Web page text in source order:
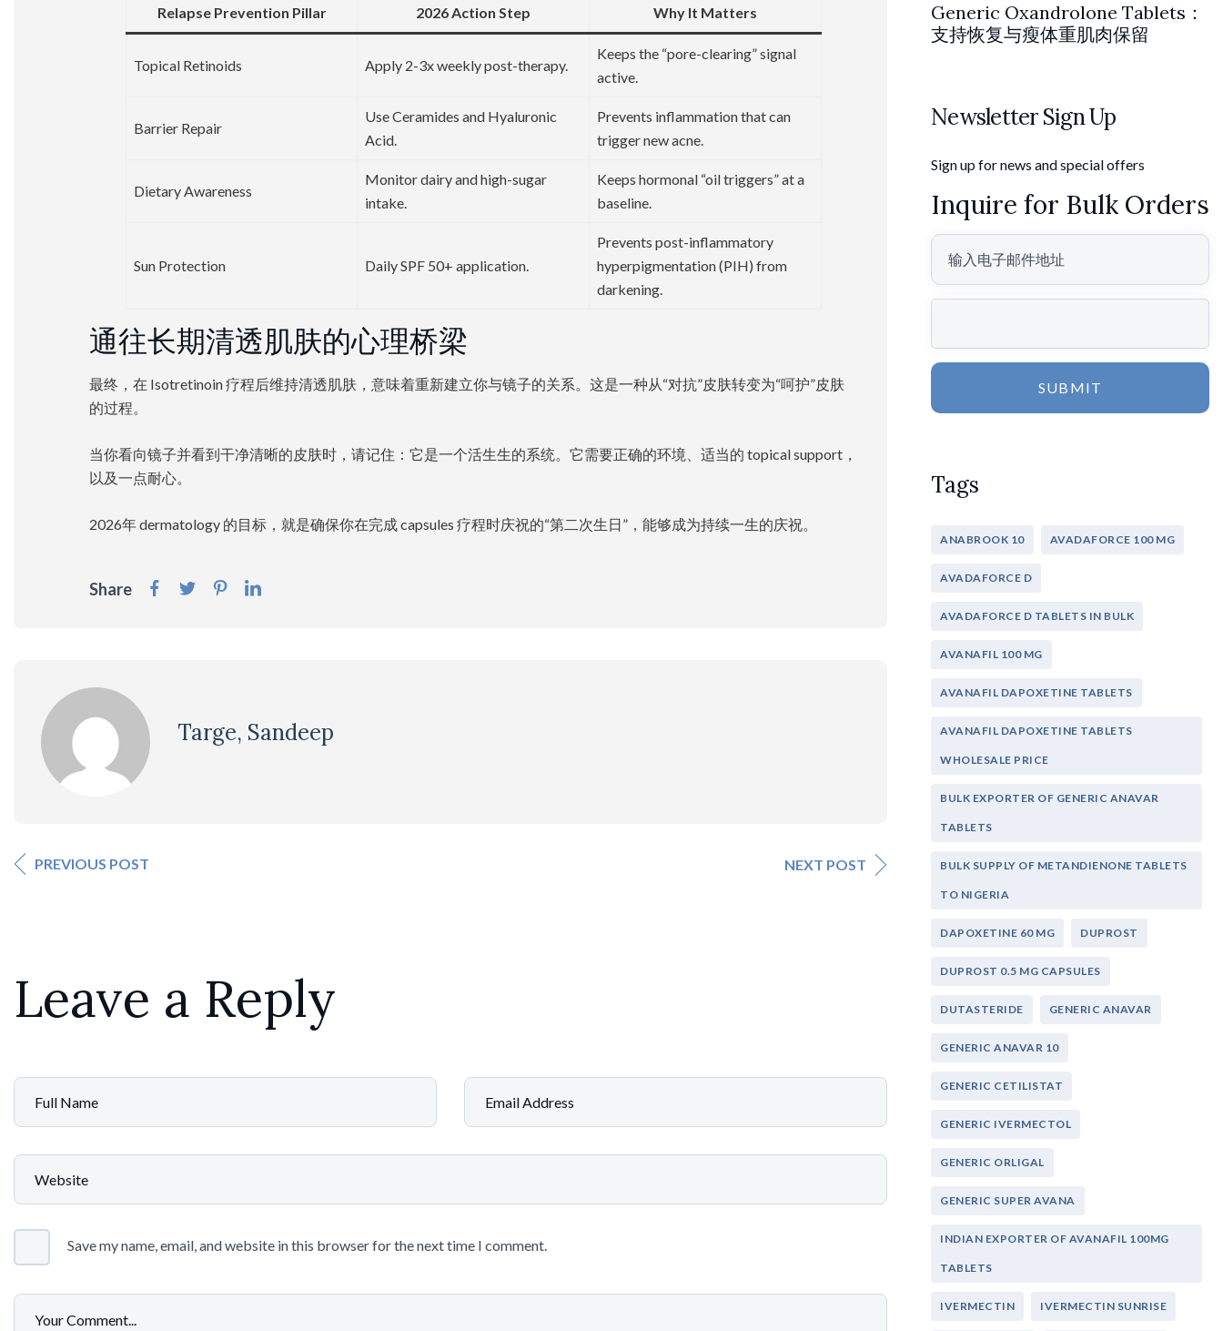
Relapse Prevention Pillar 2026 Action Step Why It Matters
Topical Retinoids Apply 2-3x weekly post-therapy.
Keeps the “pore-clearing” signal
active.
Barrier Repair
Use Ceramides and Hyaluronic
Acid.
Prevents inflammation that can
trigger new acne.
Dietary Awareness
Monitor dairy and high-sugar
intake.
Keeps hormonal “oil triggers” at a
baseline.
Sun Protection Daily SPF 50+ application.
Prevents post-inflammatory
hyperpigmentation (PIH) from
darkening.
通往长期清透肌肤的心理桥梁
最终，在 Isotretinoin 疗程后维持清透肌肤，意味着重新建立你与镜子的关系。这是一种从“对抗”皮肤转变为“呵护”皮肤
的过程。
当你看向镜子并看到干净清晰的皮肤时，请记住：它是一个活生生的系统。它需要正确的环境、适当的 topical support，
以及一点耐心。
2026年 dermatology 的目标，就是确保你在完成 capsules 疗程时庆祝的“第二次生日”，能够成为持续一生的庆祝。
Share
Targe, Sandeep
PREVIOUS POST NEXT POST
Leave a Reply
Save my name, email, and website in this browser for the next time I comment.
Generic Oxandrolone Tablets：
支持恢复与瘦体重肌肉保留
Newsletter Sign Up
Sign up for news and special offers
Inquire for Bulk Orders
SUBMIT
Tags
ANABROOK 10 AVADAFORCE 100 MG
AVADAFORCE D
AVADAFORCE D TABLETS IN BULK
AVANAFIL 100 MG
AVANAFIL DAPOXETINE TABLETS
AVANAFIL DAPOXETINE TABLETS
WHOLESALE PRICE
BULK EXPORTER OF GENERIC ANAVAR
TABLETS
BULK SUPPLY OF METANDIENONE TABLETS
TO NIGERIA
DAPOXETINE 60 MG DUPROST
DUPROST 0.5 MG CAPSULES
DUTASTERIDE GENERIC ANAVAR
GENERIC ANAVAR 10
GENERIC CETILISTAT
GENERIC IVERMECTOL
GENERIC ORLIGAL
GENERIC SUPER AVANA
INDIAN EXPORTER OF AVANAFIL 100MG
TABLETS
IVERMECTIN IVERMECTIN SUNRISE